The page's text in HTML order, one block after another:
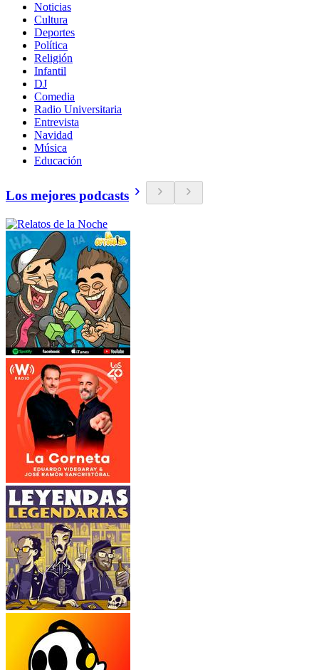
Noticias
Cultura
Deportes
Política
Religión
Infantil
DJ
Comedia
Radio Universitaria
Entrevista
Navidad
Música
Educación
Los mejores podcasts